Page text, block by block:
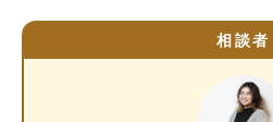
相談者